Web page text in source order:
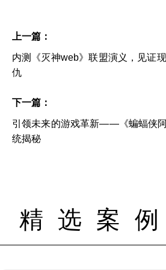
上一篇：
内测《灭神web》联盟演义，见证
仇
下一篇：
引领未来的游戏革新——《蝙蝠侠
统揭秘
精选案